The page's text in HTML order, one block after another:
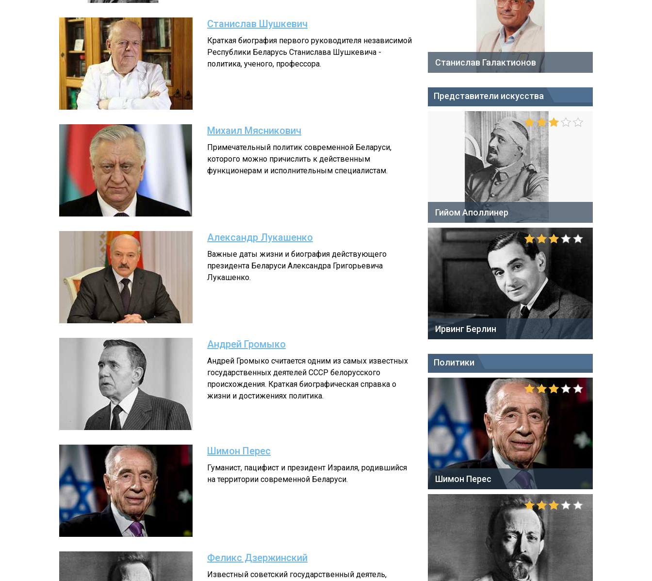
Станислав Шушкевич
Краткая биография первого руководителя независимой
Республики Беларусь Станислава Шушкевича -
политика, ученого, профессора.
Михаил Мясникович
Примечательный политик современной Беларуси,
которого можно причислить к действенным
функционерам и исполнительным специалистам.
Александр Лукашенко
Важные даты жизни и биография действующего
президента Беларуси Александра Григорьевича
Лукашенко.
Андрей Громыко
Андрей Громыко считается одним из самых известных
государственных деятелей СССР белорусского
происхождения. Краткая биографическая справка о
жизни и достижениях политика.
Шимон Перес
Гуманист, пацифист и президент Израиля, родившийся
на территории современной Беларуси.
Феликс Дзержинский
Известный советский государственный деятель,
Станислав Галактионов
Представители искусства
Гийом Аполлинер
Ирвинг Берлин
Политики
Шимон Перес